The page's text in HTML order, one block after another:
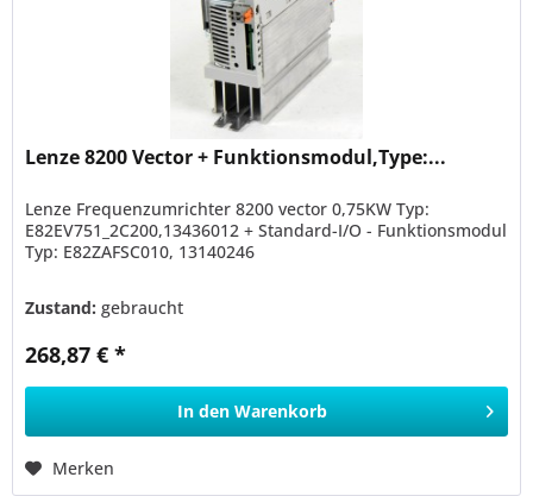
Lenze 8200 Vector + Funktionsmodul,Type:...
Lenze Frequenzumrichter 8200 vector 0,75KW Typ:
E82EV751_2C200,13436012 + Standard-I/O - Funktionsmodul
Typ: E82ZAFSC010, 13140246
Zustand:gebraucht
268,87 € *
In den Warenkorb
Merken